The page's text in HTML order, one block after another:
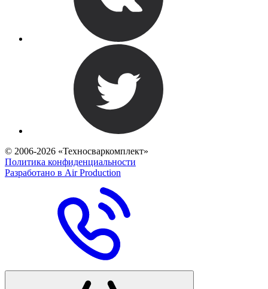
© 2006-2026 «Техносваркомплект»
Политика конфиденциальности
Разработано в Air Production